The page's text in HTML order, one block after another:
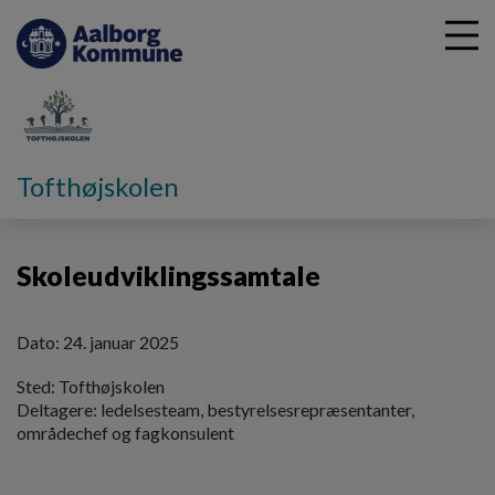
Tofthøjskolen
Vores skole
Skoleudviklingssamtale
Dato: 24. januar 2025
Sted: Tofthøjskolen
Deltagere: ledelsesteam, bestyrelsesrepræsentanter,
områdechef og fagkonsulent